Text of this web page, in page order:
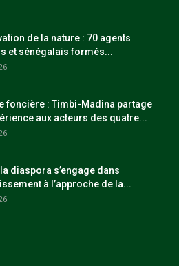
de la nature : 70 agents
et sénégalais formés...
foncière : Timbi-Madina partage
aux acteurs des quatre...
diaspora s’engage dans
à l’approche de la...